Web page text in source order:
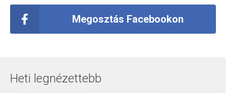
Megosztás Facebookon
Heti legnézettebb